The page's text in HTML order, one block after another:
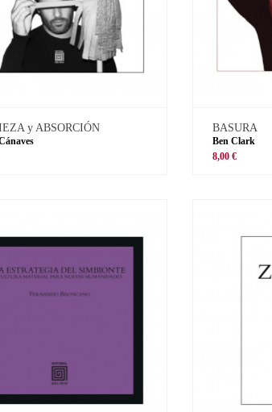
y ABSORCIÓN BASURA
Ben Clark
8,00 €